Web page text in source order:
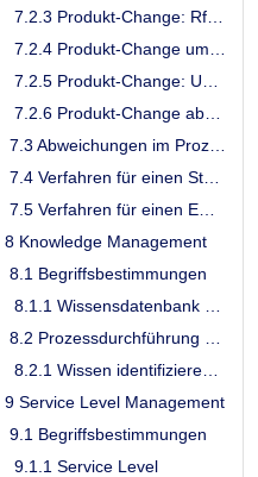
8 Knowledge Management
8.1 Begriffsbestimmungen
9 Service Level Management
9.1 Begriffsbestimmungen
9.1.1 Service Level